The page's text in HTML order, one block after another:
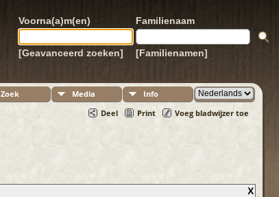
Voorna(a)m(en) Familienaam
[Geavanceerd zoeken] [Familienamen]
Zoek Media
Info
Deel
Print Voeg bladwijzer toe